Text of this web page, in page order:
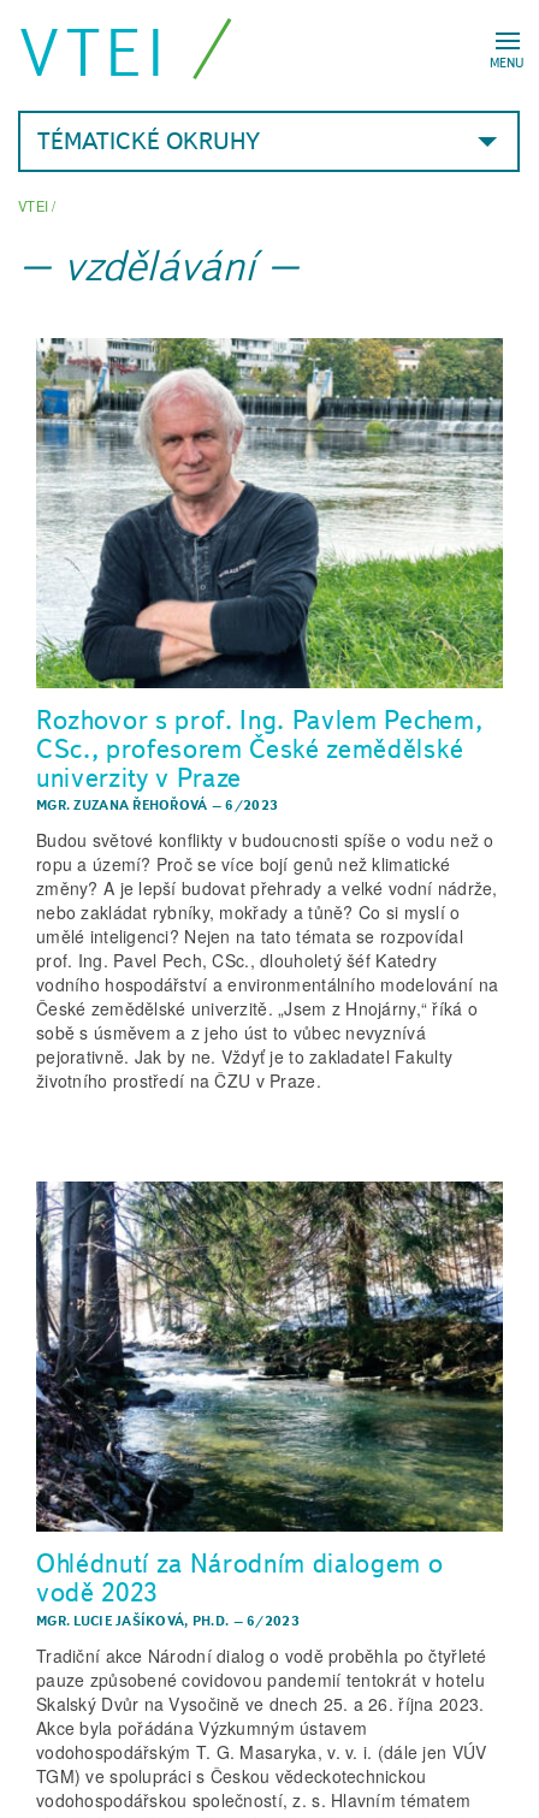
MENU
VTEI
TÉMATICKÉ OKRUHY
VTEI/
vzdělávání
Rozhovor s prof. Ing. Pavlem Pechem,
CSc., profesorem České zemědělské
univerzity v Praze
MGR. ZUZANA ŘEHOŘOVÁ –6/2023
Budou světové konflikty v budoucnosti spíše o vodu než o
ropu a území? Proč se více bojí genů než klimatické
změny? A je lepší budovat přehrady a velké vodní nádrže,
nebo zakládat rybníky, mokřady a tůně? Co si myslí o
umělé inteligenci? Nejen na tato témata se rozpovídal
prof. Ing. Pavel Pech, CSc., dlouholetý šéf Katedry
vodního hospodářství a environmentálního modelování na
České zemědělské univerzitě. „Jsem z Hnojárny,“ říká o
sobě s úsměvem a z jeho úst to vůbec nevyznívá
pejorativně. Jak by ne. Vždyť je to zakladatel Fakulty
životního prostředí na ČZU v Praze.
Ohlédnutí za Národním dialogem o
vodě 2023
MGR. LUCIE JAŠÍKOVÁ, PH.D. –6/2023
Tradiční akce Národní dialog o vodě proběhla po čtyřleté
pauze způsobené covidovou pandemií tentokrát v hotelu
Skalský Dvůr na Vysočině ve dnech 25. a 26. října 2023.
Akce byla pořádána Výzkumným ústavem
vodohospodářským T. G. Masaryka, v. v. i. (dále jen VÚV
TGM) ve spolupráci s Českou vědecko­technickou
vodohospodářskou společností, z. s. Hlavním tématem